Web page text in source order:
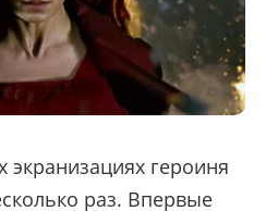
героиня
раз. Впервые